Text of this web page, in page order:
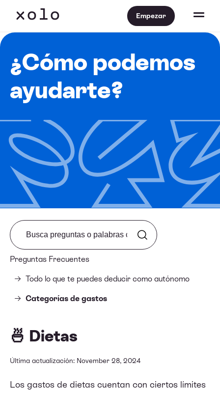
Empezar
¿Cómo podemos
ayudarte?
Preguntas Frecuentes
Todo lo que te puedes deducir como autónomo
Categorías de gastos
Search from FAQ
🍜 Dietas
Última actualización: November 28, 2024
Los gastos de dietas cuentan con ciertos límites